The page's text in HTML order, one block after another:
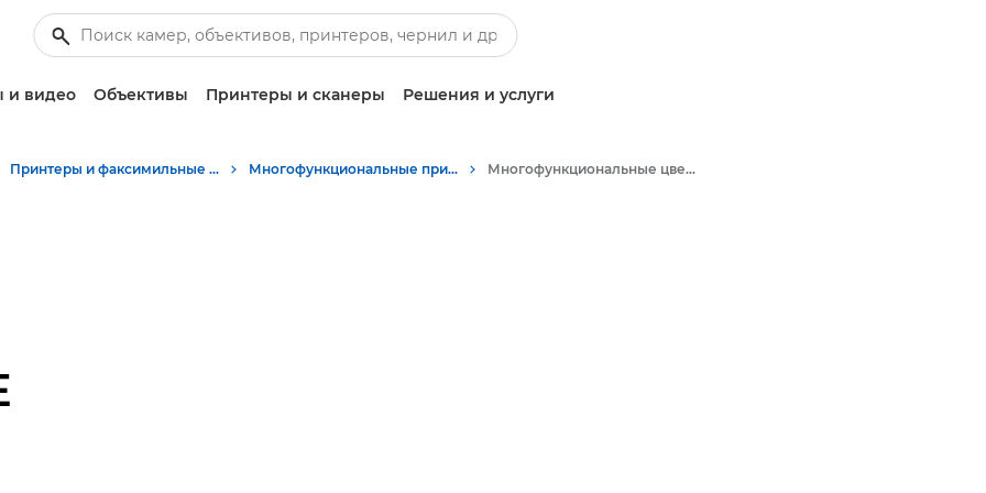
и видео Объективы Принтеры и сканеры Решения и услуги
Принтеры и факсимильные аппараты для бизнеса Многофункциональные принтеры - Принтеры «Все в одном» Многофункциональные цветные принтеры